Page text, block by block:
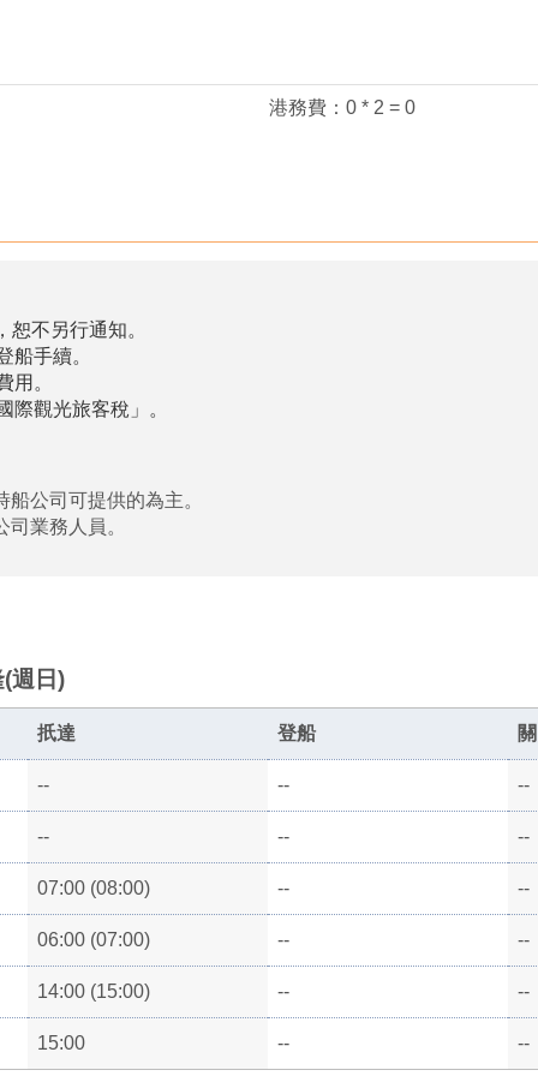
港務費：0 * 2 = 0
恕不另行通知。
船手續。
用。
際觀光旅客稅」。
公司可提供的為主。
業務人員。
週日)
扺達 登船
-- -- --
-- -- --
07:00 (08:00) -- --
06:00 (07:00) -- --
14:00 (15:00) -- --
15:00 -- --